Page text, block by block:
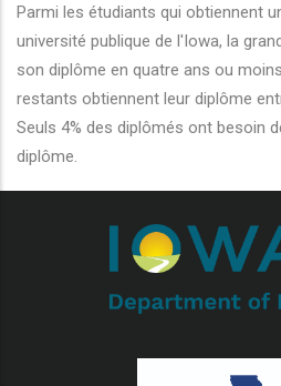
actions supplémentaires
Parmi les étudiants qui obtiennent
université publique de l'Iowa, la
son diplôme en quatre ans ou
restants obtiennent leur diplôme
Seuls 4% des diplômés ont besoin
diplôme.